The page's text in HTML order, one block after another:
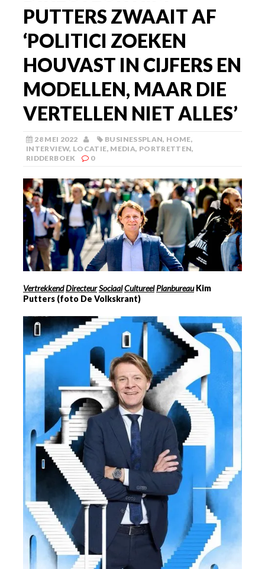
PUTTERS ZWAAIT AF
‘POLITICI ZOEKEN
HOUVAST IN CIJFERS EN
MODELLEN, MAAR DIE
VERTELLEN NIET ALLES’
28 MEI 2022 BUSINESSPLAN, HOME,
INTERVIEW, LOCATIE, MEDIA, PORTRETTEN,
RIDDERBOEK
0
VertrekkendDirecteurSociaalCultureel PlanbureauKim
Putters (foto De Volkskrant)